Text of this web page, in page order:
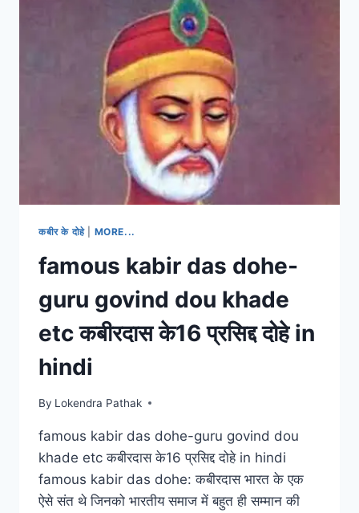
होता
है
कैंसर
का
उपचार
BABA
CAN
TREAT
CANCER
कबीर के दोहे| MORE...
famous kabir das dohe-
guru govind dou khade
etc कबीरदास के16 प्रसिद्द दोहे in
hindi
By Lokendra Pathak
famous kabir das dohe-guru govind dou
khade etc कबीरदास के16 प्रसिद्द दोहे in hindi
famous kabir das dohe: कबीरदास भारत के एक
ऐसे संत थे जिनको भारतीय समाज में बहुत ही सम्मान की